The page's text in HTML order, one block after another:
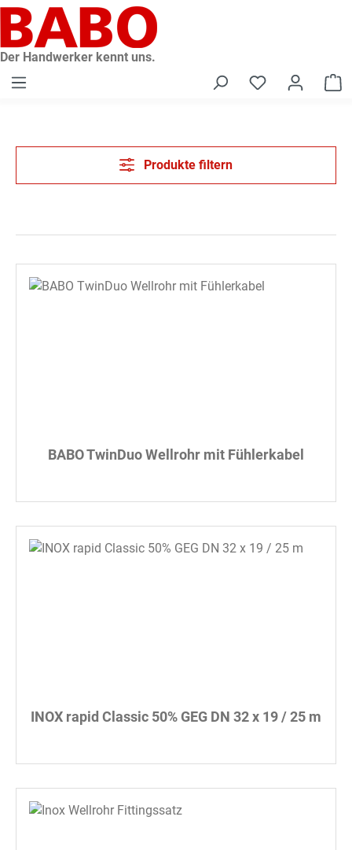
springen
Der Handwerker kennt uns.
Produkte filtern
BABO TwinDuo Wellrohr mit Fühlerkabel
INOX rapid Classic 50% GEG DN 32 x 19 / 25 m